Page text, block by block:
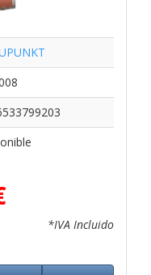
*IVA Incluido